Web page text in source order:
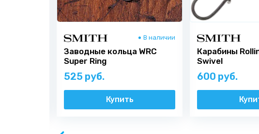
В наличии
Заводные кольца WRC
Super Ring
525 руб.
Купить
Карабины
Swivel
600 руб.